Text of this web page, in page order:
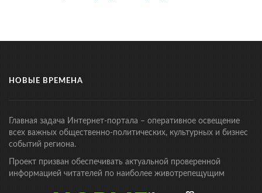
НОВЫЕ ВРЕМЕНА
Главная задача Интернет-портала – оперативное освещение
всех важных общественно-политических, культурных и бизнес
событий региона.
Проект призван обеспечивать актуальной проверенной
информацией читателей по наиболее животрепещущим